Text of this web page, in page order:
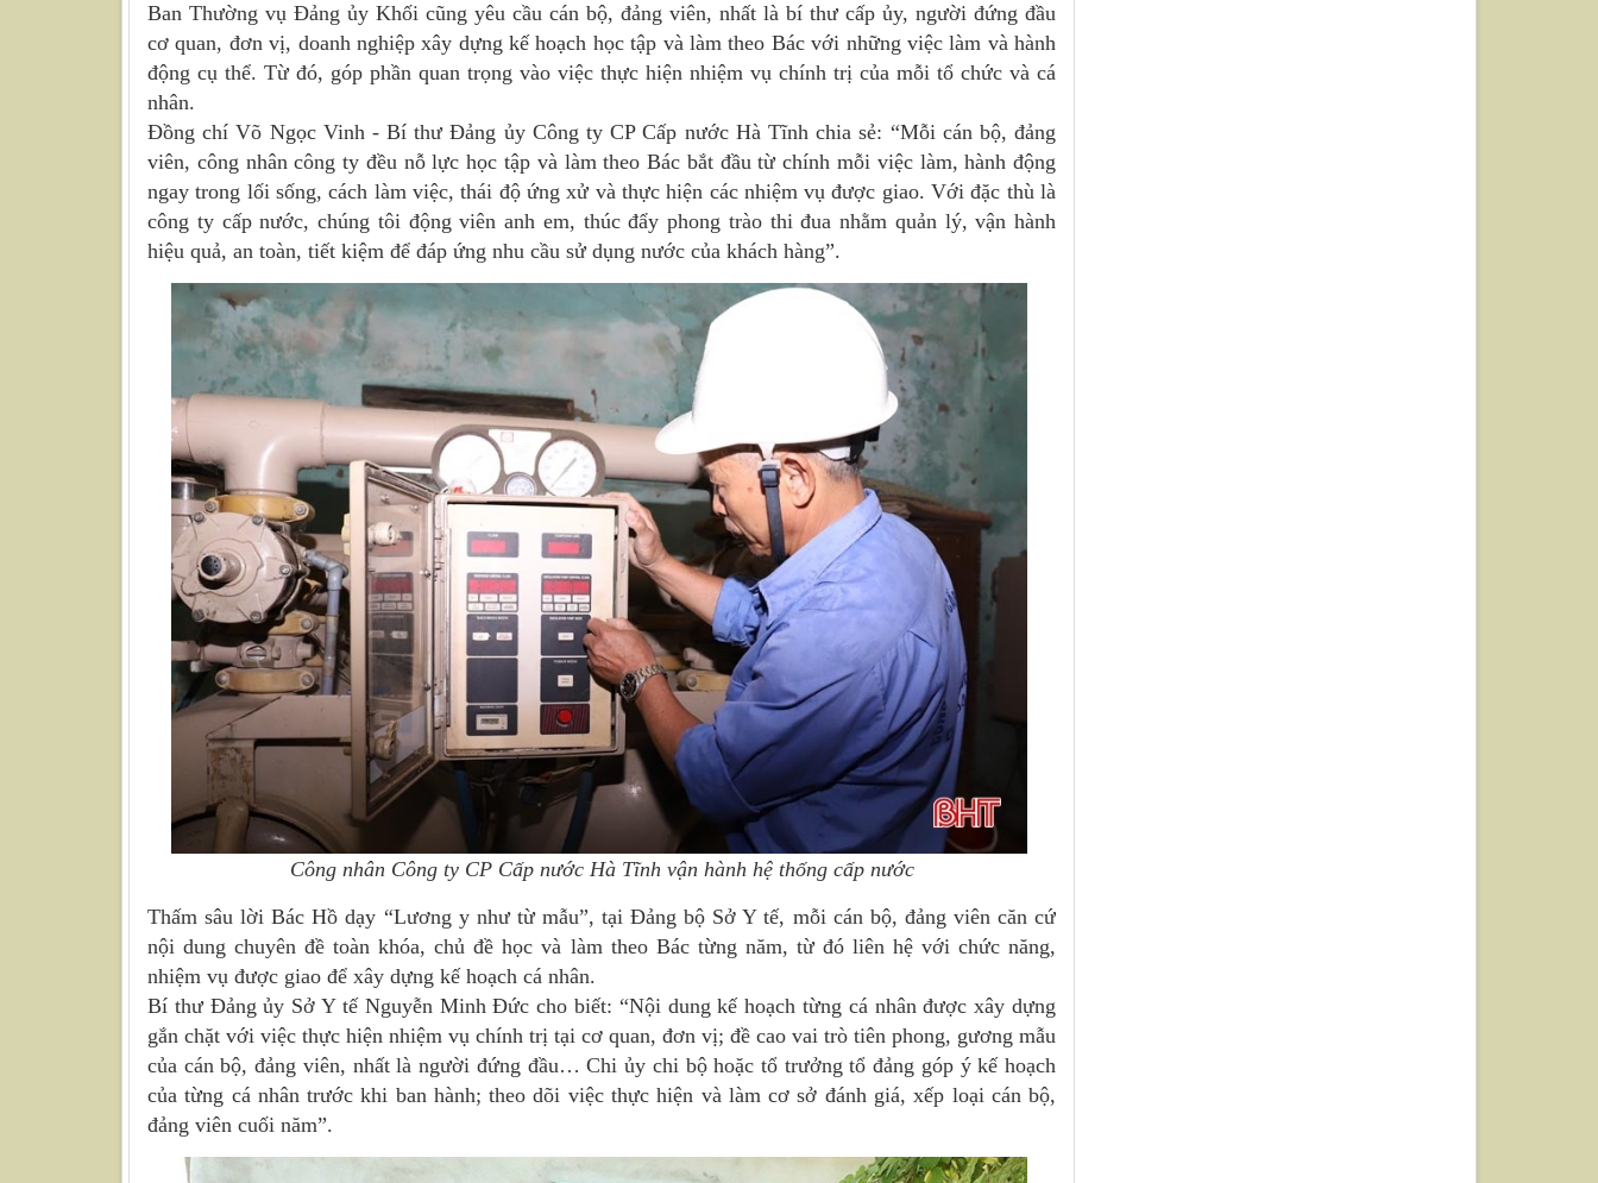
Ban Thường vụ Đảng ủy Khối cũng yêu cầu cán bộ, đảng viên, nhất là bí thư cấp ủy, người đứng đầu
cơ quan, đơn vị, doanh nghiệp xây dựng kế hoạch học tập và làm theo Bác với những việc làm và hành
động cụ thể. Từ đó, góp phần quan trọng vào việc thực hiện nhiệm vụ chính trị của mỗi tổ chức và cá
nhân.
Đồng chí Võ Ngọc Vinh - Bí thư Đảng ủy Công ty CP Cấp nước Hà Tĩnh chia sẻ: “Mỗi cán bộ, đảng
viên, công nhân công ty đều nỗ lực học tập và làm theo Bác bắt đầu từ chính mỗi việc làm, hành động
ngay trong lối sống, cách làm việc, thái độ ứng xử và thực hiện các nhiệm vụ được giao. Với đặc thù là
công ty cấp nước, chúng tôi động viên anh em, thúc đẩy phong trào thi đua nhằm quản lý, vận hành
hiệu quả, an toàn, tiết kiệm để đáp ứng nhu cầu sử dụng nước của khách hàng”.
Công nhân Công ty CP Cấp nước Hà Tĩnh vận hành hệ thống cấp nước
Thấm sâu lời Bác Hồ dạy “Lương y như từ mẫu”, tại Đảng bộ Sở Y tế, mỗi cán bộ, đảng viên căn cứ
nội dung chuyên đề toàn khóa, chủ đề học và làm theo Bác từng năm, từ đó liên hệ với chức năng,
nhiệm vụ được giao để xây dựng kế hoạch cá nhân.
Bí thư Đảng ủy Sở Y tế Nguyễn Minh Đức cho biết: “Nội dung kế hoạch từng cá nhân được xây dựng
gắn chặt với việc thực hiện nhiệm vụ chính trị tại cơ quan, đơn vị; đề cao vai trò tiên phong, gương mẫu
của cán bộ, đảng viên, nhất là người đứng đầu… Chi ủy chi bộ hoặc tổ trưởng tổ đảng góp ý kế hoạch
của từng cá nhân trước khi ban hành; theo dõi việc thực hiện và làm cơ sở đánh giá, xếp loại cán bộ,
đảng viên cuối năm”.